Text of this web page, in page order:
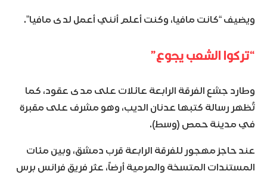
ويضيف “كانت مافيا، وكنت أعلم أنني أعمل لدى مافيا”.
“تركوا الشعب يجوع”
وطارد جشع الفرقة الرابعة عائلات على مدى عقود، كما
تُظهر رسالة كتبها عدنان الديب، وهو مشرف على مقبرة
في مدينة حمص (وسط).
عند حاجز مهجور للفرقة الرابعة قرب دمشق، وبين مئات
المستندات المتسخة والمرمية أرضاً، عثر فريق فرانس برس